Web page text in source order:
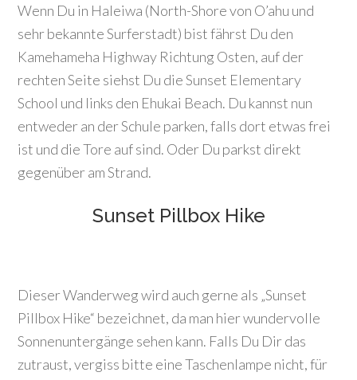
Wenn Du in Haleiwa (North-Shore von O’ahu und
sehr bekannte Surferstadt) bist fährst Du den
Kamehameha Highway Richtung Osten, auf der
rechten Seite siehst Du die Sunset Elementary
School und links den Ehukai Beach. Du kannst nun
entweder an der Schule parken, falls dort etwas frei
ist und die Tore auf sind. Oder Du parkst direkt
gegenüber am Strand.
Sunset Pillbox Hike
Dieser Wanderweg wird auch gerne als „Sunset
Pillbox Hike“ bezeichnet, da man hier wundervolle
Sonnenuntergänge sehen kann. Falls Du Dir das
zutraust, vergiss bitte eine Taschenlampe nicht, für